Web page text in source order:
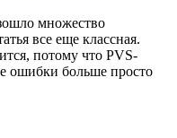
множество
все еще классная.
потому что PVS-
ошибки больше просто